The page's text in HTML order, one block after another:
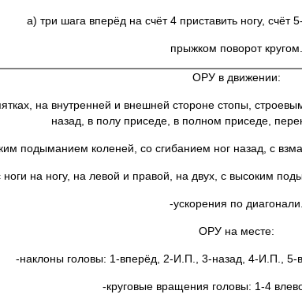
а) три шага вперёд на счёт 4 приставить ногу, счёт
прыжком поворот кругом.
ОРУ в движении:
на внутренней и внешней стороне стопы,
назад, в полу приседе, в полном приседе,
подыманием коленей, со сгибанием ног назад, с
на ногу, на левой и правой, на двух, с высоким
-ускорения по диагонали.
ОРУ на месте:
-наклоны головы: 1-вперёд, 2-И.П., 3-назад, 4-И.П., 5-
-круговые вращения головы: 1-4